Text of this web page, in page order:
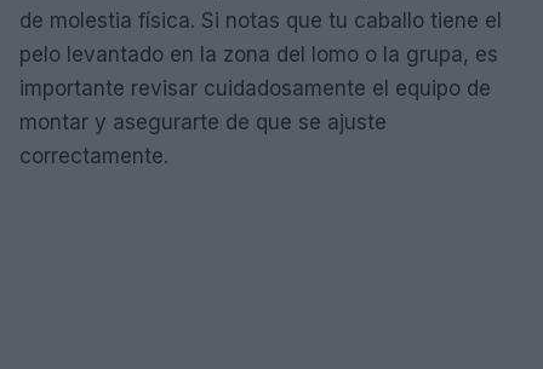
de molestia física. Si notas que tu caballo tiene el
pelo levantado en la zona del lomo o la grupa, es
importante revisar cuidadosamente el equipo de
montar y asegurarte de que se ajuste
correctamente.